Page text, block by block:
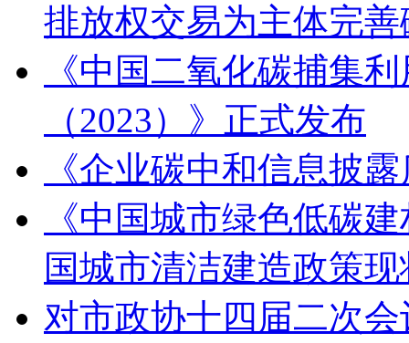
排放权交易为主体完
《中国二氧化碳捕集
（2023）》正式发布
《企业碳中和信息披
《中国城市绿色低碳
国城市清洁建造政策
对市政协十四届二次